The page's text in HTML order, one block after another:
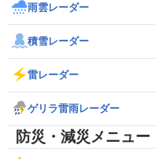
雨雲レーダー
積雪レーダー
雷レーダー
ゲリラ雷雨レーダー
防災・減災メニュー